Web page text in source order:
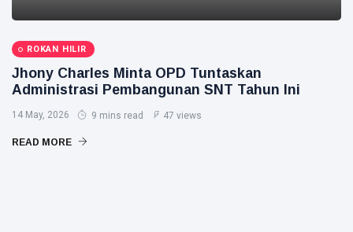
ROKAN HILIR
Jhony Charles Minta OPD Tuntaskan
Administrasi Pembangunan SNT Tahun Ini
14 May, 2026 9 mins read 47 views
READ MORE